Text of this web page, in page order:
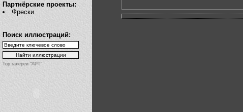
Партнёрские проекты:
Фрески
Поиск иллюстраций:
Top галереи "АРТ"